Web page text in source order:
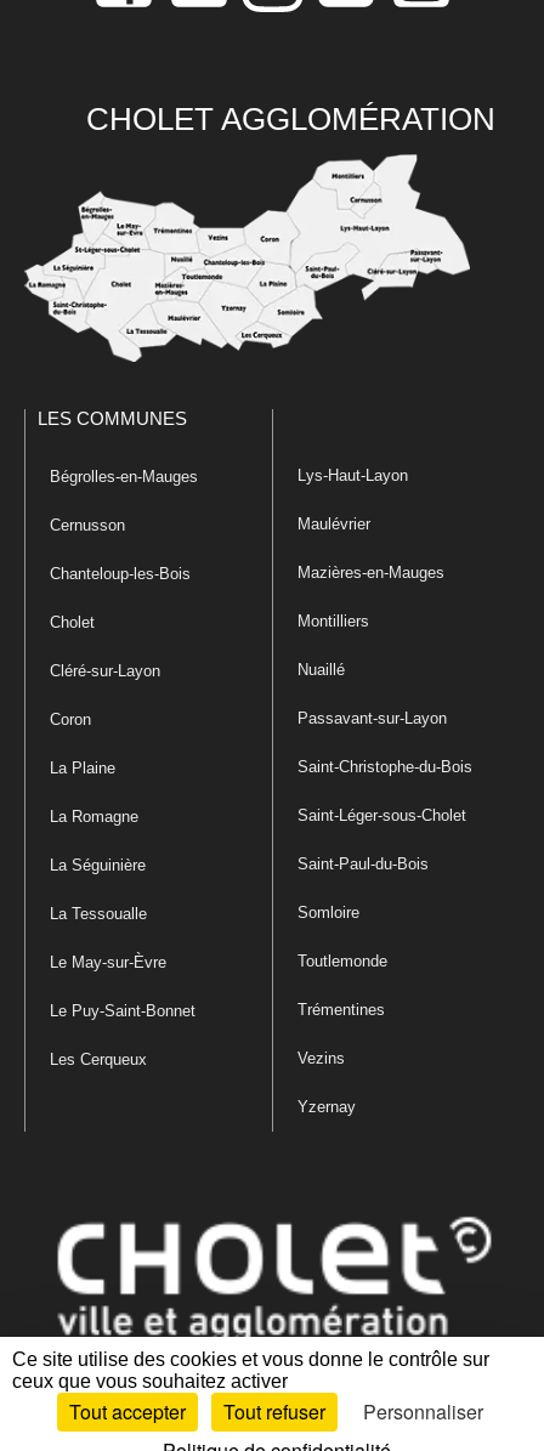
Ce site utilise des cookies et vous donne le contrôle sur
ceux que vous souhaitez activer
Tout accepter Tout refuser
Personnaliser
CHOLET AGGLOMÉRATION
LES COMMUNES
Bégrolles-en-Mauges
Cernusson
Chanteloup-les-Bois
Cholet
Cléré-sur-Layon
Coron
La Plaine
La Romagne
La Séguinière
La Tessoualle
Le May-sur-Èvre
Le Puy-Saint-Bonnet
Les Cerqueux
Lys-Haut-Layon
Maulévrier
Mazières-en-Mauges
Montilliers
Nuaillé
Passavant-sur-Layon
Saint-Christophe-du-Bois
Saint-Léger-sous-Cholet
Saint-Paul-du-Bois
Somloire
Toutlemonde
Trémentines
Vezins
Yzernay
Mentions légales|Politique de confidentialité
des cookies |Plan du site Accessibilité : partiellement conforme